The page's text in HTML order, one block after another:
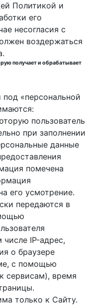
Политикой и
его
несогласия с
воздержаться
получает и обрабатывает
«персональной
пользователь
при заполнении
данные
помечена
его усмотрение.
передаются в
IP-адрес,
о браузере
с помощью
cервисам), время
только к Сайту.